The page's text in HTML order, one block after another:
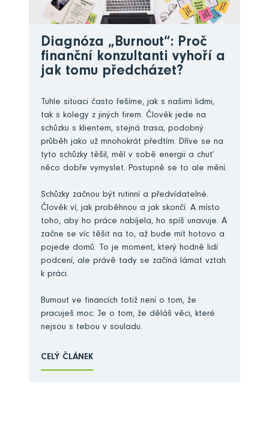
Diagnóza „Burnout“: Proč
finanční konzultanti vyhoří a
jak tomu předcházet?
Tuhle situaci často řešíme, jak s našimi lidmi,
tak s kolegy z jiných firem. Člověk jede na
schůzku s klientem, stejná trasa, podobný
průběh jako už mnohokrát předtím. Dříve se na
tyto schůzky těšil, měl v sobě energii a chuť
něco dobře vymyslet. Postupně se to ale mění.
Schůzky začnou být rutinní a předvídatelné.
Člověk ví, jak proběhnou a jak skončí. A místo
toho, aby ho práce nabíjela, ho spíš unavuje. A
začne se víc těšit na to, až bude mít hotovo a
pojede domů. To je moment, který hodně lidí
podcení, ale právě tady se začíná lámat vztah
k práci.
Burnout ve financích totiž není o tom, že
pracuješ moc. Je o tom, že děláš věci, které
nejsou s tebou v souladu.
CELÝ ČLÁNEK